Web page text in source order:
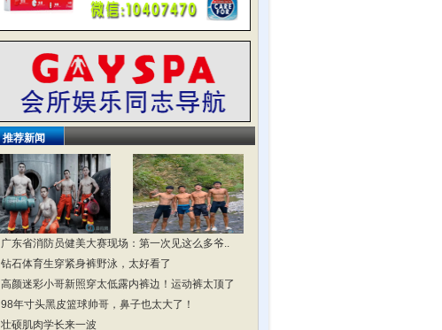
推荐新闻
广东省消防员健美大赛现场：第一次见这么多爷..
钻石体育生穿紧身裤野泳，太好看了
高颜迷彩小哥新照穿太低露内裤边！运动裤太顶了
98年寸头黑皮篮球帅哥，鼻子也太大了！
壮硕肌肉学长来一波